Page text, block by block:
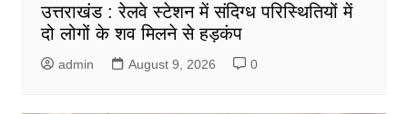
उत्तराखंड : रेलवे स्टेशन में संदिग्ध परिस्थितियों में
दो लोगों के शव मिलने से हड़कंप
admin August 9, 2026 0